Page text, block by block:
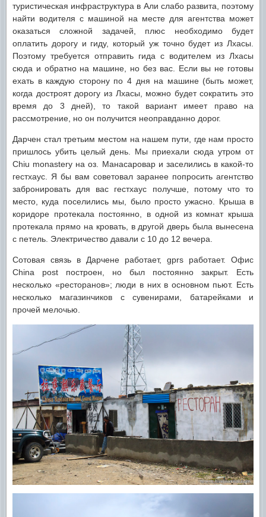
туристическая инфраструктура в Али слабо развита, поэтому
найти водителя с машиной на месте для агентства может
оказаться сложной задачей, плюс необходимо будет
оплатить дорогу и гиду, который уж точно будет из Лхасы.
Поэтому требуется отправить гида с водителем из Лхасы
сюда и обратно на машине, но без вас. Если вы не готовы
ехать в каждую сторону по 4 дня на машине (быть может,
когда достроят дорогу из Лхасы, можно будет сократить это
время до 3 дней), то такой вариант имеет право на
рассмотрение, но он получится неоправданно дорог.
Дарчен стал третьим местом на нашем пути, где нам просто
пришлось убить целый день. Мы приехали сюда утром от
Chiu monastery на оз. Манасаровар и заселились в какой-то
гестхаус. Я бы вам советовал заранее попросить агентство
забронировать для вас гестхаус получше, потому что то
место, куда поселились мы, было просто ужасно. Крыша в
коридоре протекала постоянно, в одной из комнат крыша
протекала прямо на кровать, в другой дверь была вынесена
с петель. Электричество давали с 10 до 12 вечера.
Сотовая связь в Дарчене работает, gprs работает. Офис
China post построен, но был постоянно закрыт. Есть
несколько «ресторанов»; люди в них в основном пьют. Есть
несколько магазинчиков с сувенирами, батарейками и
прочей мелочью.